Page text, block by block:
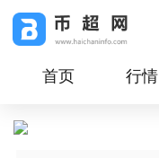
首页 行情